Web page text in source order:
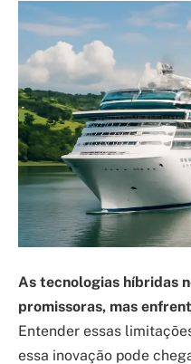
As tecnologias híbridas
promissoras, mas
Entender essas
essa inovação pode